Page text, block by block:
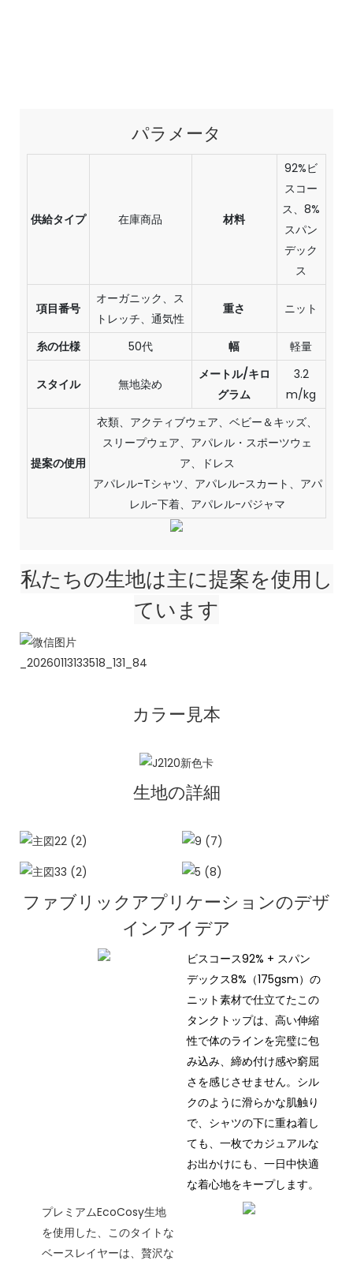
パラメータ
供給タイプ 在庫商品 材料
92%ビ
スコー
ス、8%
スパン
デック
ス
項目番号
オーガニック、ス
トレッチ、通気性
重さ ニット
糸の仕様 50代 幅 軽量
スタイル 無地染め
メートル/キロ
グラム
3.2
m/kg
提案の使用
衣類、アクティブウェア、ベビー＆キッズ、
スリープウェア、アパレル・スポーツウェ
ア、ドレス
アパレル-Tシャツ、アパレル-スカート、アパ
レル-下着、アパレル-パジャマ
私たちの生地は主に提案を使用し
ています
カラー見本
生地の詳細
ファブリックアプリケーションのデザ
インアイデア
ビスコース92% + スパン
デックス8%（175gsm）の
ニット素材で仕立てたこの
タンクトップは、高い伸縮
性で体のラインを完璧に包
み込み、締め付け感や窮屈
さを感じさせません。シル
クのように滑らかな肌触り
で、シャツの下に重ね着し
ても、一枚でカジュアルな
お出かけにも、一日中快適
な着心地をキープします。
プレミアムEcoCosy生地
を使用した、このタイトな
ベースレイヤーは、贅沢な